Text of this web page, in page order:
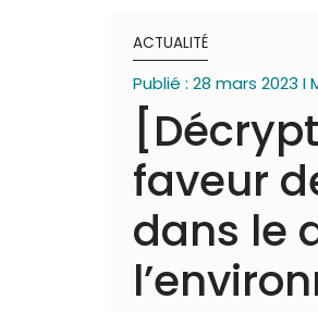
ACTUALITÉ
Publié : 28 mars 2023
faveur
dans le